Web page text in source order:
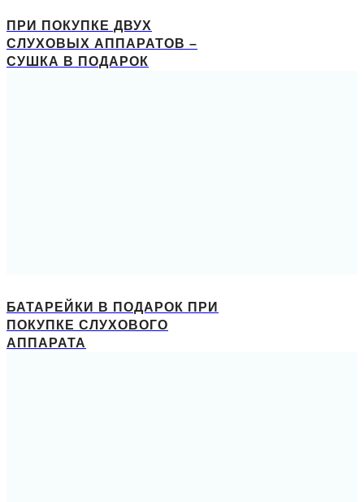
ПРИ ПОКУПКЕ ДВУХ
СЛУХОВЫХ АППАРАТОВ –
СУШКА В ПОДАРОК
БАТАРЕЙКИ В ПОДАРОК ПРИ
ПОКУПКЕ СЛУХОВОГО
АППАРАТА